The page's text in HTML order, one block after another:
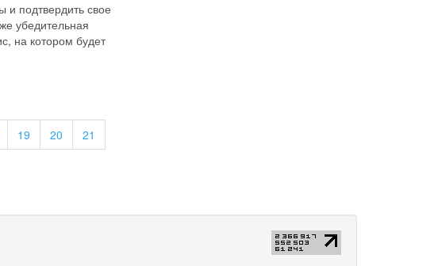
и подтвердить свое
убедительная
на котором будет
19 20
21